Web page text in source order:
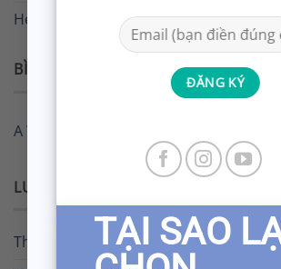
TẠI SAO
Hello world!
BÌNH LUẬN GẦN ĐÂY
A WordPress Commenter
LƯU TRỮ
Tháng 2 2020